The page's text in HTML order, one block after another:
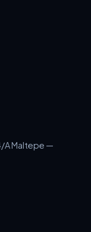
A Maltepe —